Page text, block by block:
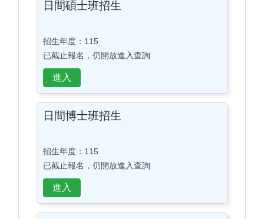
日間碩士班招生
招生年度：115
已截止報名，仍開放進入查詢
日間博士班招生
招生年度：115
已截止報名，仍開放進入查詢